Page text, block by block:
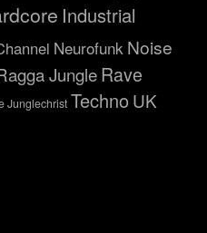
Industrial
Neurofunk Noise
JungleRave
Junglechrist TechnoUK